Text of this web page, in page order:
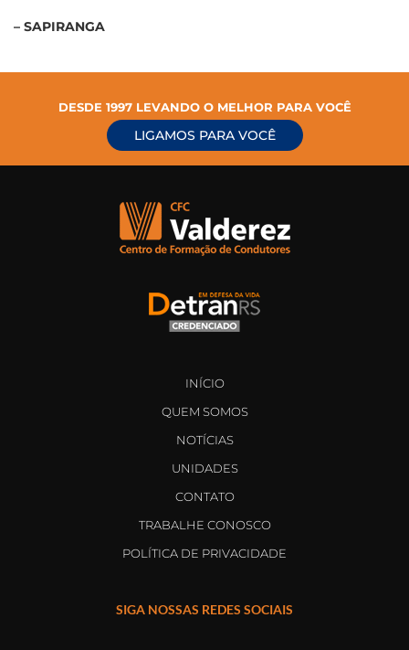
– SAPIRANGA
DESDE 1997 LEVANDO O MELHOR PARA VOCÊ
LIGAMOS PARA VOCÊ
INÍCIO
QUEM SOMOS
NOTÍCIAS
UNIDADES
CONTATO
TRABALHE CONOSCO
POLÍTICA DE PRIVACIDADE
SIGA NOSSAS REDES SOCIAIS